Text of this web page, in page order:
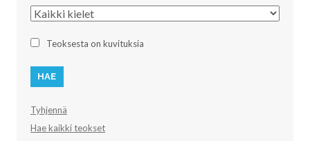
Kieli
Teoksesta on kuvituksia
Tyhjennä
Hae kaikki teokset